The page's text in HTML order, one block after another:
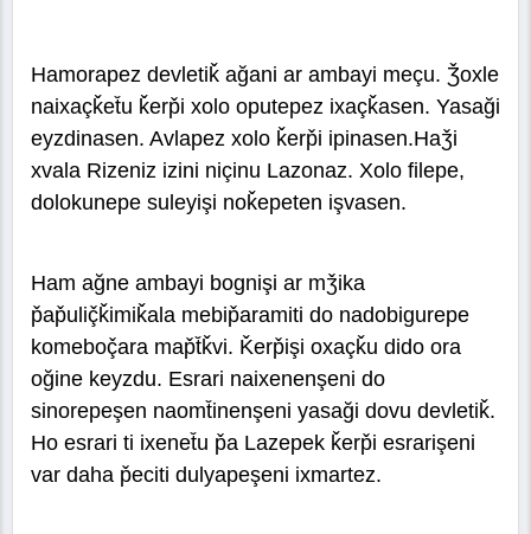
Hamorapez devletiǩ ağani ar ambayi meçu. Ǯoxle
naixaçǩet̆u ǩerp̌i xolo oputepez ixaçǩasen. Yasaği
eyzdinasen. Avlapez xolo ǩerp̌i ipinasen.Haǯi
xvala Rizeniz izini niçinu Lazonaz. Xolo filepe,
dolokunepe suleyişi noǩepeten işvasen.
Ham ağne ambayi bognişi ar mǯika
p̌ap̌uliç̌ǩimiǩala mebip̌aramiti do nadobigurepe
komeboç̌ara map̌t̆ǩvi. Ǩerp̌işi oxaçǩu dido ora
oğine keyzdu. Esrari naixenenşeni do
sinorepeşen naomt̆inenşeni yasaği dovu devletiǩ.
Ho esrari ti ixenet̆u p̌a Lazepek ǩerp̌i esrarişeni
var daha p̌eciti dulyapeşeni ixmartez.